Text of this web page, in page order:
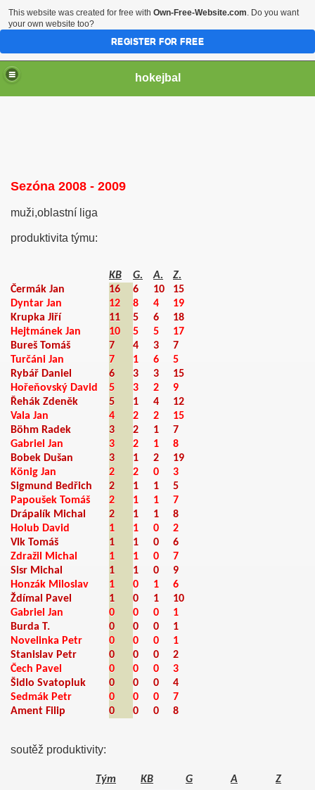
hokejbal
Sezóna 2008 - 2009
muži,oblastní liga
produktivita týmu:
KB G. A.
Z.
Čermák Jan
16 6 10
15
Dyntar Jan
12 8 4
19
Krupka Jiří
11 5 6
18
Hejtmánek Jan
10 5 5
17
Bureš Tomáš
7 4 3
7
Turčáni Jan
7 1 6
5
Rybář Daniel
6 3 3
15
Hořeňovský David
5 3 2
9
Řehák Zdeněk
5 1 4
12
Vala Jan
4 2 2
15
Böhm Radek
3 2 1
7
Gabriel Jan
3 2 1
8
Bobek Dušan
3 1 2
19
König Jan
2 2 0
3
Sigmund Bedřich
2 1 1
5
Papoušek Tomáš
2 1 1
7
Drápalík Michal
2 1 1
8
Holub David
1 1 0
2
Vlk Tomáš
1 1 0
6
Zdražil Michal
1 1 0
7
Sisr Michal
1 1 0
9
Honzák Miloslav
1 0 1
6
Ždímal Pavel
1 0 1
10
Gabriel Jan
0 0 0
1
Burda T.
0 0 0
1
Novelinka Petr
0 0 0
1
Stanislav Petr
0 0 0
2
Čech Pavel
0 0 0
3
Šidlo Svatopluk
0 0 0
4
Sedmák Petr
0 0 0
7
Ament Filip
0 0 0 8
soutěž produktivity:
Tým KB G A
Z
This website was created for free with Own-Free-Website.com. Do you want
your own website too?
REGISTER FOR FREE